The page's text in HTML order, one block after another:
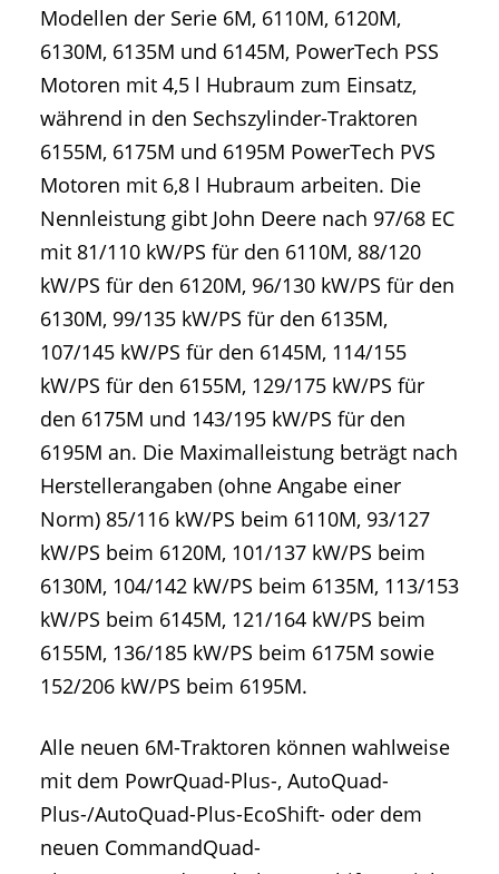
Modellen der Serie 6M, 6110M, 6120M,
6130M, 6135M und 6145M, PowerTech PSS
Motoren mit 4,5 l Hubraum zum Einsatz,
während in den Sechszylinder-Traktoren
6155M, 6175M und 6195M PowerTech PVS
Motoren mit 6,8 l Hubraum arbeiten. Die
Nennleistung gibt John Deere nach 97/68 EC
mit 81/110 kW/PS für den 6110M, 88/120
kW/PS für den 6120M, 96/130 kW/PS für den
6130M, 99/135 kW/PS für den 6135M,
107/145 kW/PS für den 6145M, 114/155
kW/PS für den 6155M, 129/175 kW/PS für
den 6175M und 143/195 kW/PS für den
6195M an. Die Maximalleistung beträgt nach
Herstellerangaben (ohne Angabe einer
Norm) 85/116 kW/PS beim 6110M, 93/127
kW/PS beim 6120M, 101/137 kW/PS beim
6130M, 104/142 kW/PS beim 6135M, 113/153
kW/PS beim 6145M, 121/164 kW/PS beim
6155M, 136/185 kW/PS beim 6175M sowie
152/206 kW/PS beim 6195M.
Alle neuen 6M-Traktoren können wahlweise
mit dem PowrQuad-Plus-, AutoQuad-
Plus-/AutoQuad-Plus-EcoShift- oder dem
neuen CommandQuad-